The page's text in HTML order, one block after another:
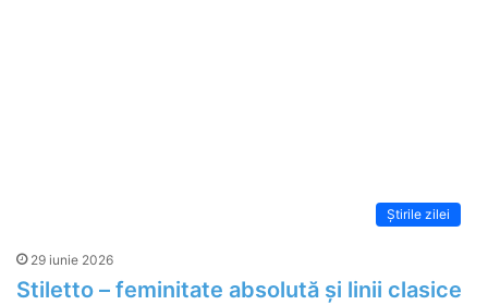
Știrile zilei
29 iunie 2026
Stiletto – feminitate absolută și linii clasice